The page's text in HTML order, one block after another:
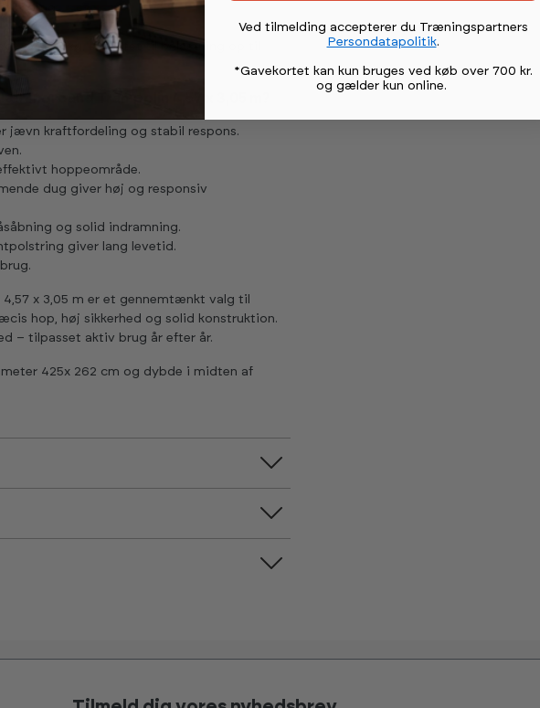
brug.
på 160 kg, er testet til belastning op til
Inground Trampolin 4,57 x 3,05 m?
jævn kraftfordeling og stabil respons.
hoppeområde.
dug giver høj og responsiv
og solid indramning.
giver lang levetid.
x 3,05 m er et gennemtænkt valg til
hop, høj sikkerhed og solid konstruktion.
– tilpasset aktiv brug år efter år.
425x 262 cm og dybde i midten af
Ved tilmelding accepterer du Træningspartners
Persondatapolitik.
*Gavekortet kan kun bruges ved køb over 700 kr.
og gælder kun online.